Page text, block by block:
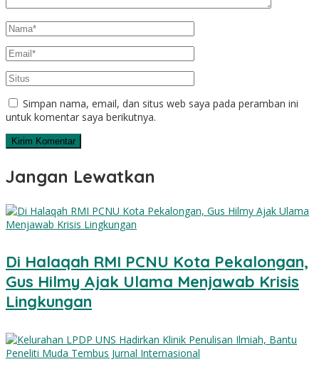
Simpan nama, email, dan situs web saya pada peramban ini
untuk komentar saya berikutnya.
Jangan Lewatkan
Di Halaqah RMI PCNU Kota Pekalongan,
Gus Hilmy Ajak Ulama Menjawab Krisis
Lingkungan